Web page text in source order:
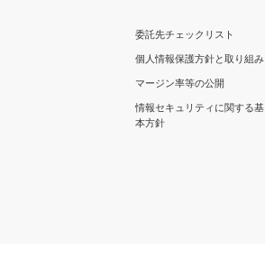
委託先チェックリスト
個人情報保護方針と取り組み
マージン率等の公開
情報セキュリティに関する基
本方針